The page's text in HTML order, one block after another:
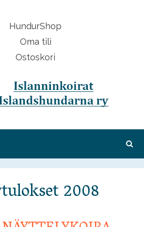
HundurShop
Oma tili
Ostoskori
2008